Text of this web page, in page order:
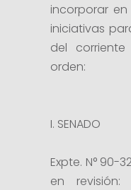
incorporar
iniciativas
del
orden:
I. SENADO
Expte. N° 90-
en